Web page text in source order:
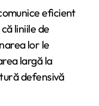
eficient
liniile de
lor le
largă la
defensivă